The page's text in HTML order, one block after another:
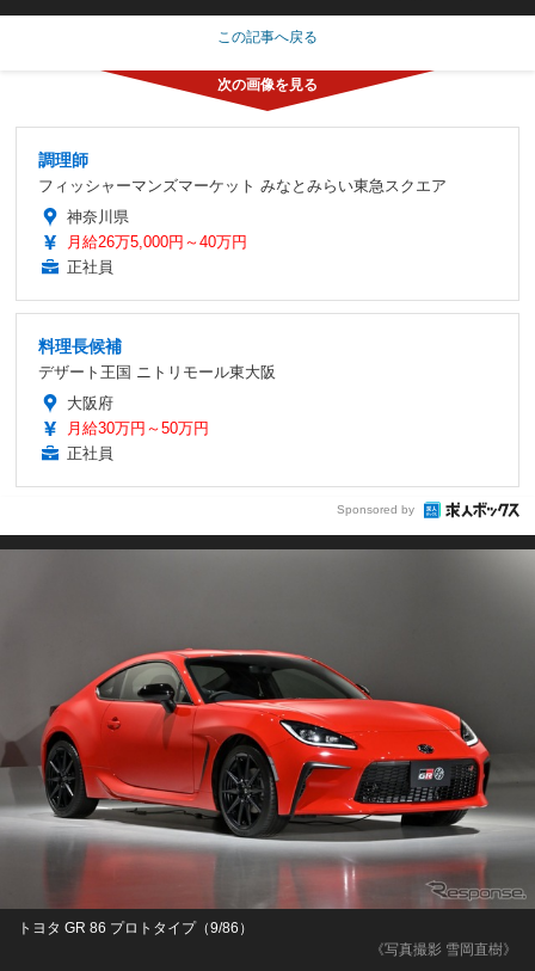
この記事へ戻る
調理師
フィッシャーマンズマーケット みなとみらい東急スクエア
神奈川県
月給26万5,000円～40万円
正社員
料理長候補
デザート王国 ニトリモール東大阪
大阪府
月給30万円～50万円
正社員
Sponsored by
《写真撮影 雪岡直樹》
トヨタ GR 86 プロトタイプ（9/86）